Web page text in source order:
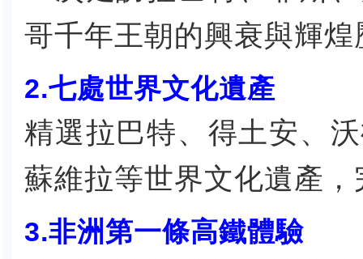
哥千年王朝的興衰與輝煌
2.七處世界文化遺產
精選拉巴特、得土安、
蘇維拉等世界文化遺產
3.非洲第一條高鐵體驗